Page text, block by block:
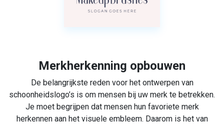
Merkherkenning opbouwen
De belangrijkste reden voor het ontwerpen van
schoonheidslogo’s is om mensen bij uw merk te betrekken.
Je moet begrijpen dat mensen hun favoriete merk
herkennen aan het visuele embleem. Daarom is het van